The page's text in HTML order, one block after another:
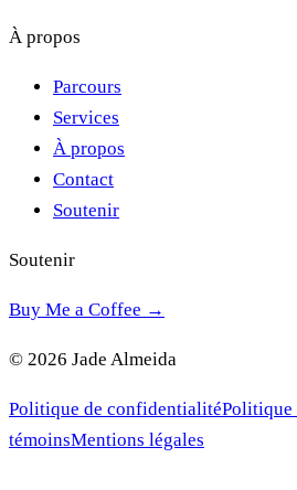
À propos
Parcours
Services
À propos
Contact
Soutenir
Soutenir
Buy Me a Coffee →
© 2026 Jade Almeida
Politique de confidentialitéPolitique
témoinsMentions légales